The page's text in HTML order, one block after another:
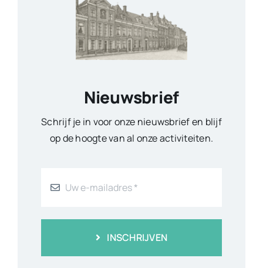
Nieuwsbrief
Schrijf je in voor onze nieuwsbrief en blijf
op de hoogte van al onze activiteiten.
INSCHRIJVEN